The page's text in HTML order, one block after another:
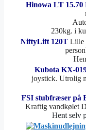
Hinowa LT
230kg. i
NiftyLift 120T Lille
Kubota KX-
joystick. Utrolig
FSI stubfræser på
Kraftig vandkølet
Hent selv